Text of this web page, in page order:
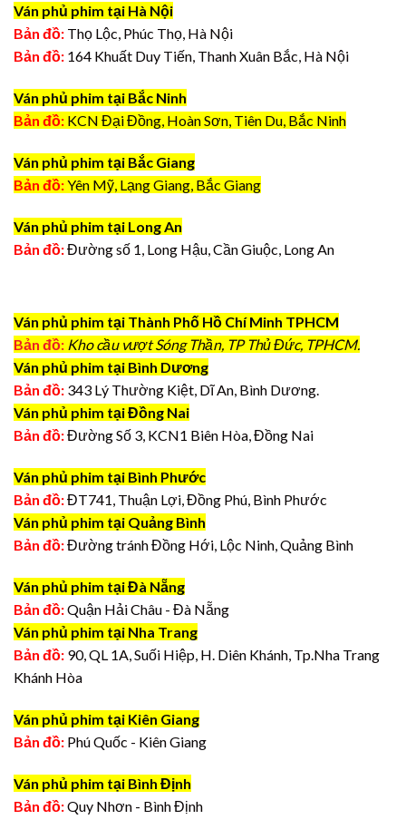
Ván phủ phim tại Hà Nội
Bản đồ: Thọ Lộc, Phúc Thọ, Hà Nội
Bản đồ: 164 Khuất Duy Tiến, Thanh Xuân Bắc, Hà Nội
Ván phủ phim tại Bắc Ninh
Bản đồ: KCN Đại Đồng, Hoàn Sơn, Tiên Du, Bắc Ninh
Ván phủ phim tại Bắc Giang
Bản đồ:Yên Mỹ, Lạng Giang, Bắc Giang
Ván phủ phim tại Long An
Bản đồ:Đường số 1, Long Hậu, Cần Giuộc, Long An
Ván phủ phim tại Thành Phố Hồ Chí Minh TPHCM
Bản đồ: Kho cầu vượt Sóng Thần, TP Thủ Đức, TPHCM.
Ván phủ phim tại Bình Dương
Bản đồ: 343 Lý Thường Kiệt, Dĩ An, Bình Dương.
Ván phủ phim tại Đồng Nai
Bản đồ:Đường Số 3, KCN1 Biên Hòa, Đồng Nai
Ván phủ phim tại Bình Phước
Bản đồ:ĐT741, Thuận Lợi, Đồng Phú, Bình Phước
Ván phủ phim tại Quảng Bình
Bản đồ:Đường tránh Đồng Hới, Lộc Ninh, Quảng Bình
Ván phủ phim tại Đà Nẵng
Bản đồ:Quận Hải Châu - Đà Nẵng
Ván phủ phim tại Nha Trang
Bản đồ: 90, QL 1A, Suối Hiệp, H. Diên Khánh, Tp.Nha Trang
Khánh Hòa
Ván phủ phim tại Kiên Giang
Bản đồ: Phú Quốc - Kiên Giang
Ván phủ phim tại Bình Định
Bản đồ:Quy Nhơn - Bình Định